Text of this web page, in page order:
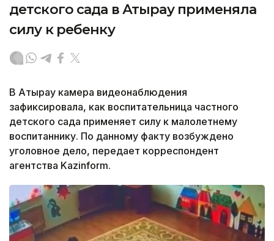
детского сада в Атырау применяла
силу к ребенку
В Атырау камера видеонаблюдения
зафиксировала, как воспитательница частного
детского сада применяет силу к малолетнему
воспитаннику. По данному факту возбуждено
уголовное дело, передает корреспондент
агентства Kazinform.